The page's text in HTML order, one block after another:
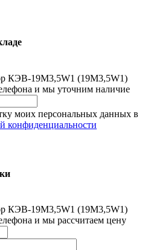
КЭВ-19М3,5W1 (19М3,5W1)
и мы уточним наличие
моих персональных данных в
конфиденциальности
КЭВ-19М3,5W1 (19М3,5W1)
и мы рассчитаем цену